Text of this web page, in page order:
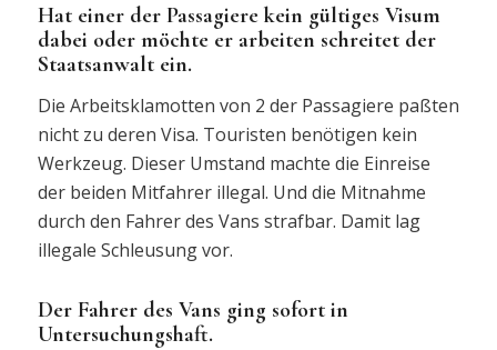
Hat einer der Passagiere kein gültiges Visum
dabei oder möchte er arbeiten schreitet der
Staatsanwalt ein.
Die Arbeitsklamotten von 2 der Passagiere paßten
nicht zu deren Visa. Touristen benötigen kein
Werkzeug. Dieser Umstand machte die Einreise
der beiden Mitfahrer illegal. Und die Mitnahme
durch den Fahrer des Vans strafbar. Damit lag
illegale Schleusung vor.
Der Fahrer des Vans ging sofort in
Untersuchungshaft.